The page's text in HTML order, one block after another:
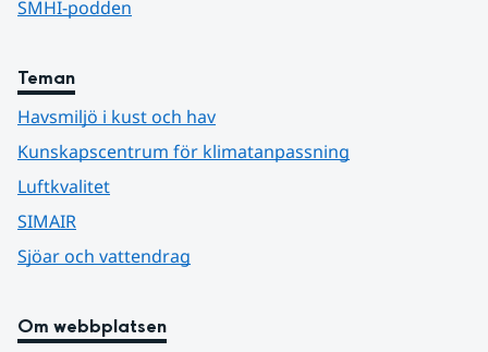
SMHI-podden
Teman
Havsmiljö i kust och hav
Kunskapscentrum för klimatanpassning
Luftkvalitet
SIMAIR
Sjöar och vattendrag
Om webbplatsen